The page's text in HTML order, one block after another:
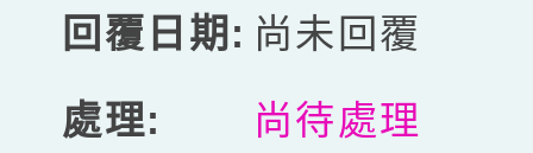
尚未回覆
尚待處理